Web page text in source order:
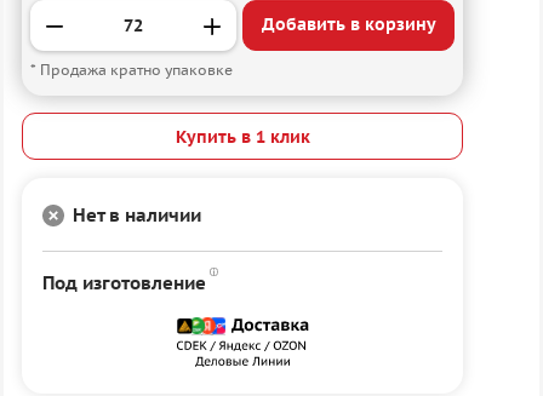
Добавить в корзину
* Продажа кратно упаковке
Купить в 1 клик
Нет в наличии
Под изготовление